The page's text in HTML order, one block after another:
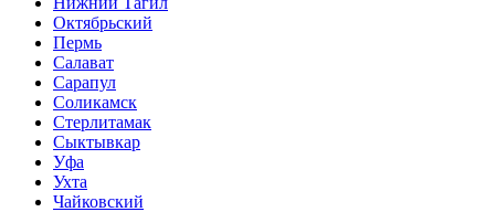
Октябрьский
Пермь
Салават
Сарапул
Соликамск
Стерлитамак
Сыктывкар
Уфа
Ухта
Чайковский